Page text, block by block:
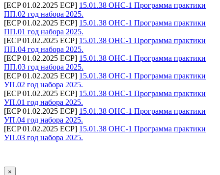
[ECP 01.02.2025 ECP] 15.01.38 ОНС-1 Программа практики
ПП.02 год набора 2025.
[ECP 01.02.2025 ECP] 15.01.38 ОНС-1 Программа практики
ПП.01 год набора 2025.
[ECP 01.02.2025 ECP] 15.01.38 ОНС-1 Программа практики
ПП.04 год набора 2025.
[ECP 01.02.2025 ECP] 15.01.38 ОНС-1 Программа практики
ПП.03 год набора 2025.
[ECP 01.02.2025 ECP] 15.01.38 ОНС-1 Программа практики
УП.02 год набора 2025.
[ECP 01.02.2025 ECP] 15.01.38 ОНС-1 Программа практики
УП.01 год набора 2025.
[ECP 01.02.2025 ECP] 15.01.38 ОНС-1 Программа практики
УП.04 год набора 2025.
[ECP 01.02.2025 ECP] 15.01.38 ОНС-1 Программа практики
УП.03 год набора 2025.
×